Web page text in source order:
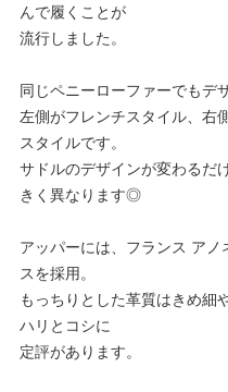
んで履くことが
流行しました。
同じペニーローファーでもデ
左側がフレンチスタイル、右
スタイルです。
サドルのデザインが変わるだ
きく異なります◎
アッパーには、フランス アノ
スを採用。
もっちりとした革質はきめ細
ハリとコシに
定評があります。